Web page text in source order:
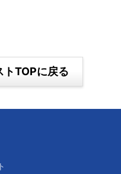
トTOPに戻る